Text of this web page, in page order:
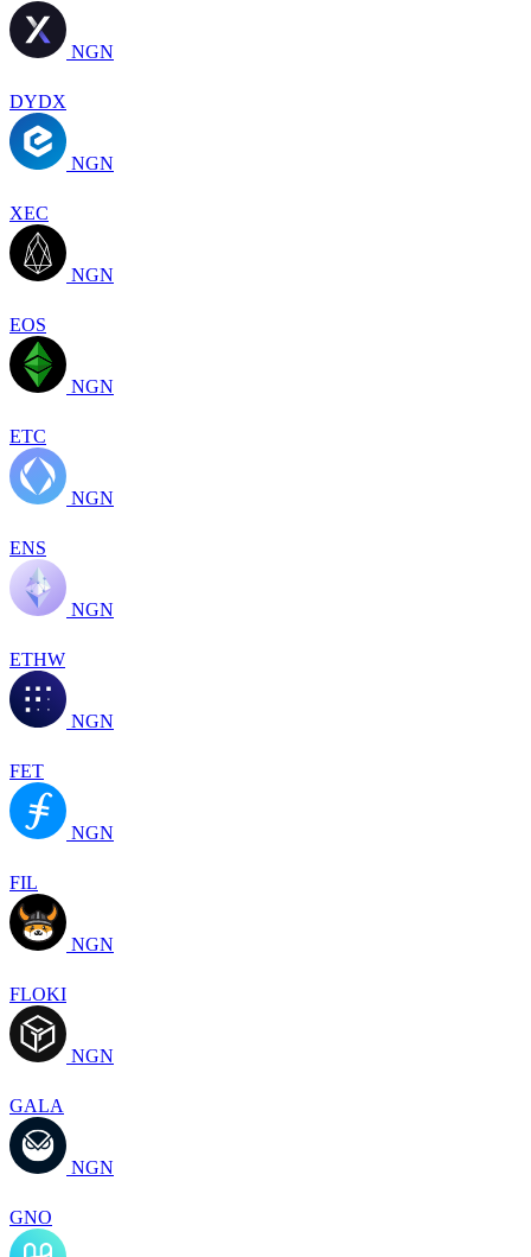
NGN
DYDX
NGN
XEC
NGN
EOS
NGN
ETC
NGN
ENS
NGN
ETHW
NGN
FET
NGN
FIL
NGN
FLOKI
NGN
GALA
NGN
GNO